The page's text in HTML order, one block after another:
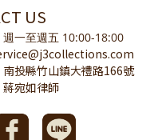
US
週一至週五 10:00-18:00
投縣竹山鎮大禮路166號
宛如律師